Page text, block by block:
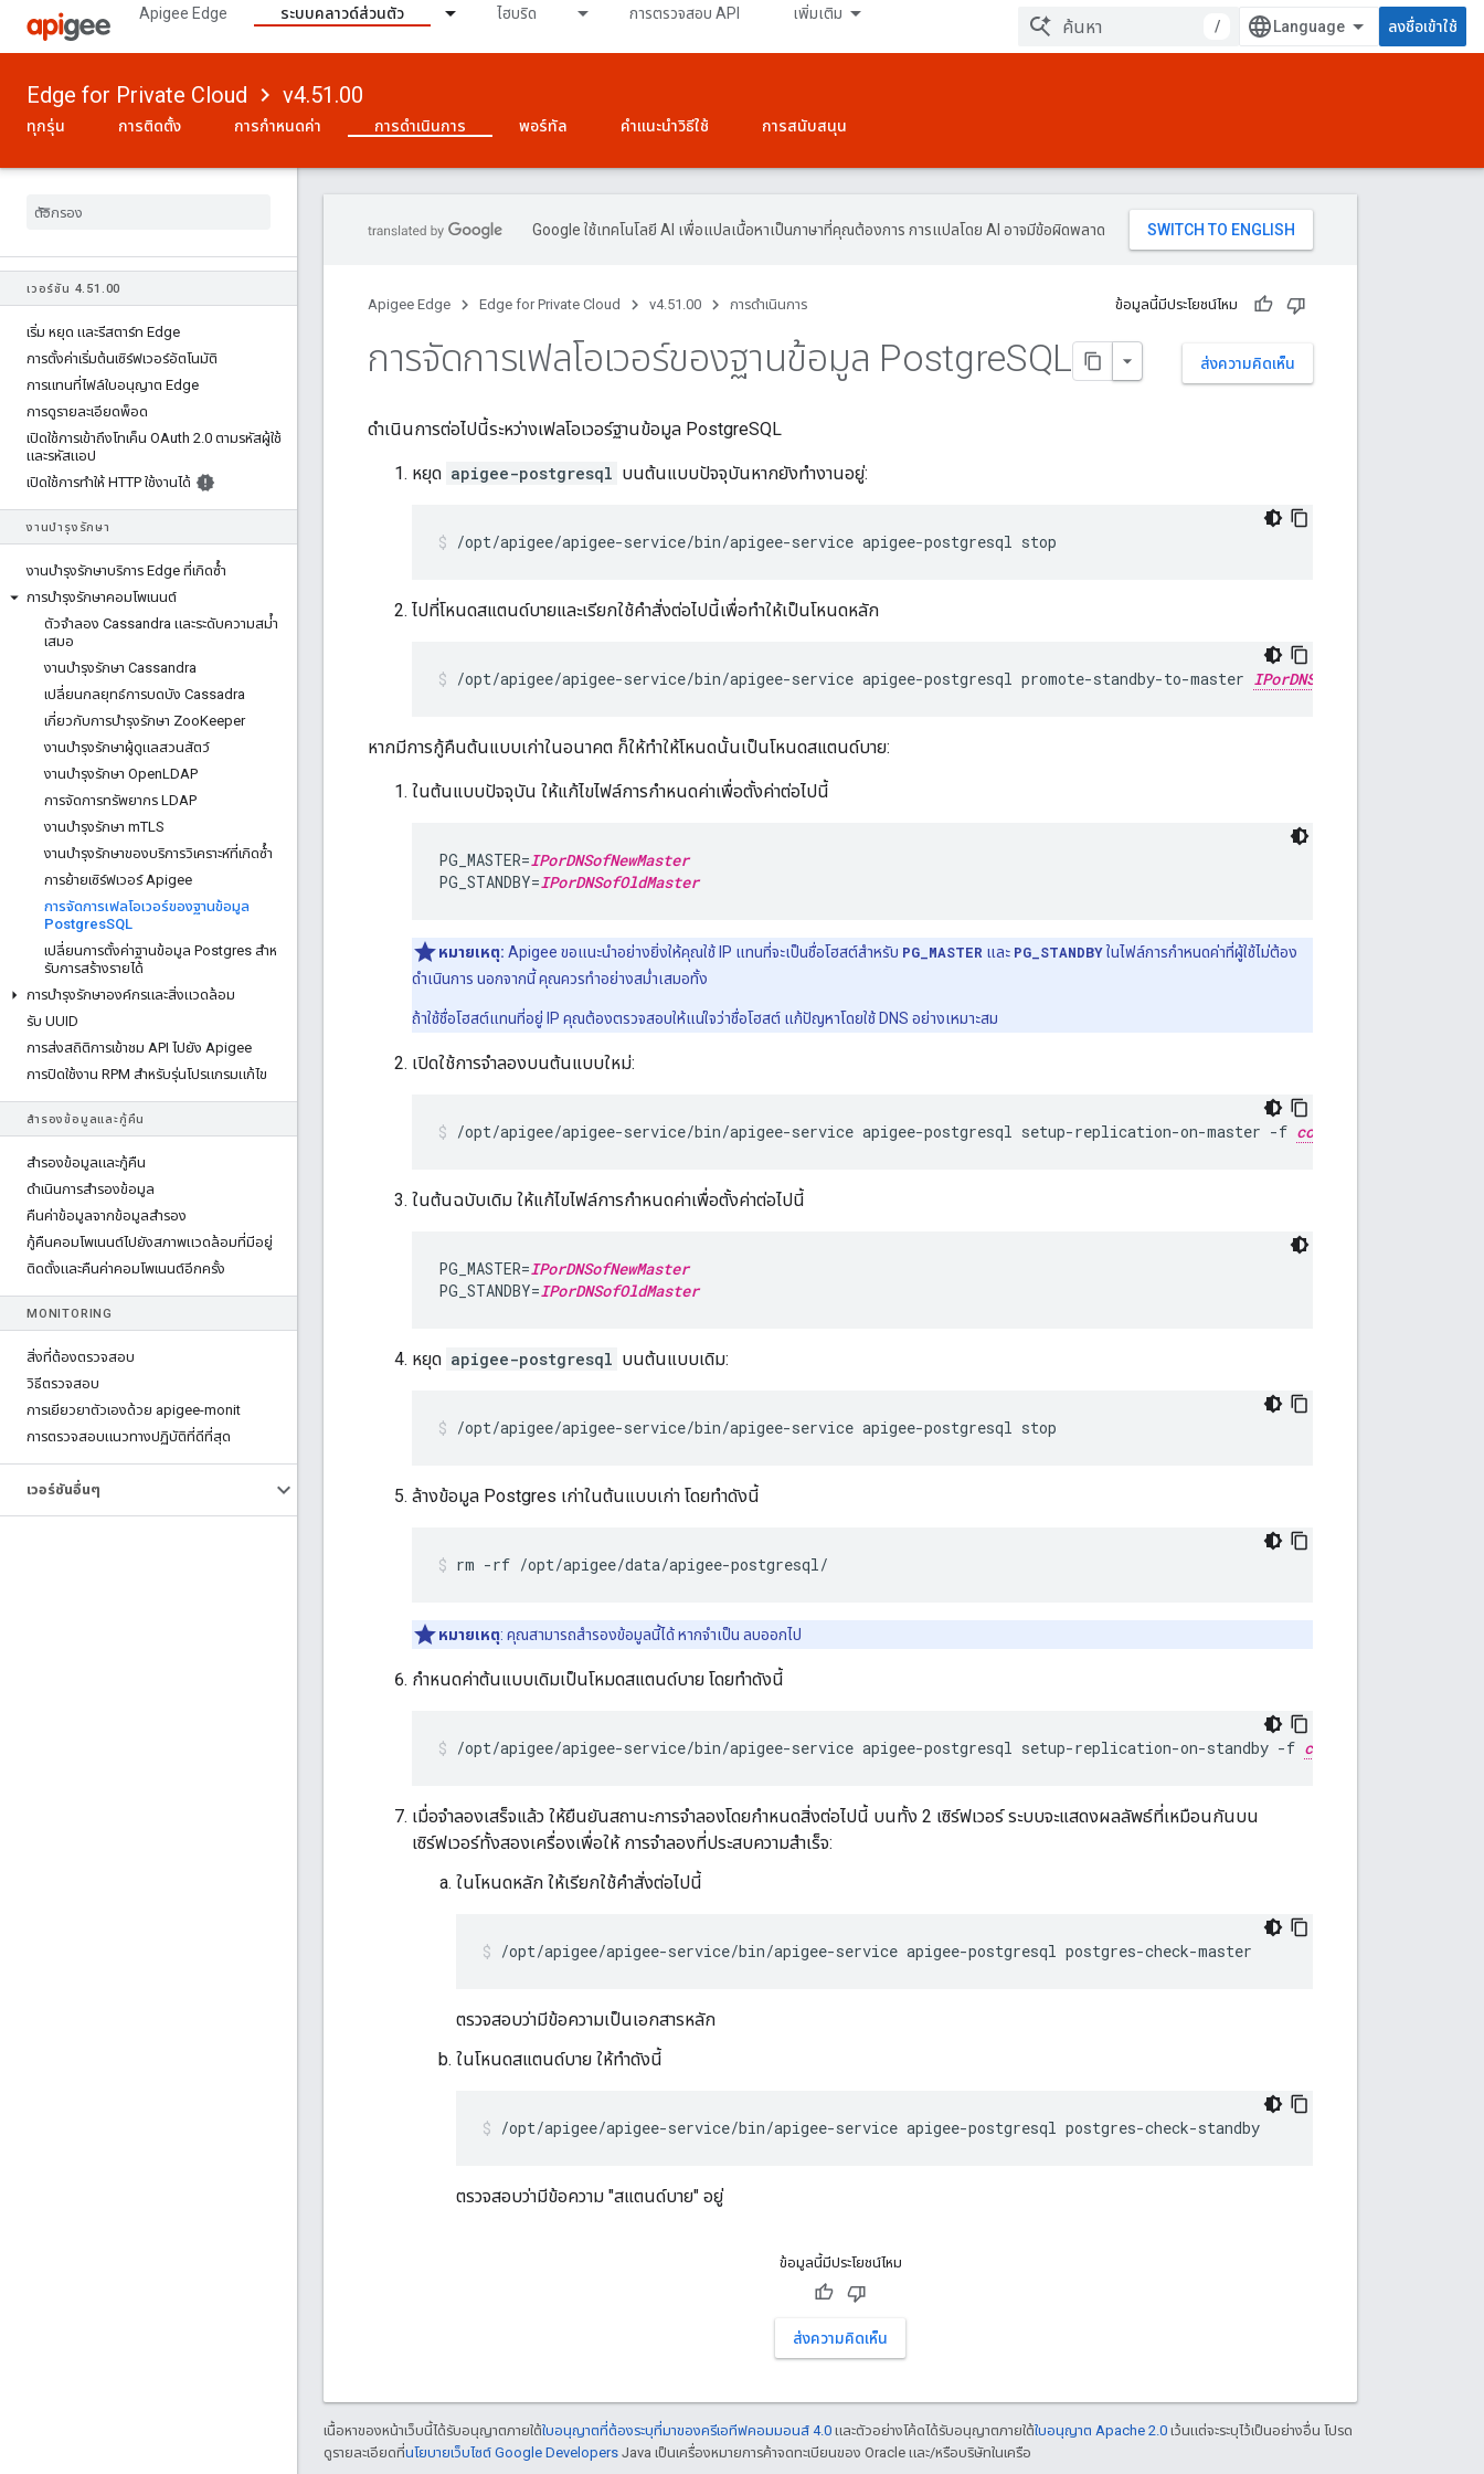
Apigee Edge ระบบคลาวด์ส่วนตัว ไฮบริด การตรวจสอบ API เพิ่มเติม
/ ลงชื่อเข้าใช้
Edge for Private Cloud v4.51.00
ทุกรุ่น การติดตั้ง การกำหนดค่า การดำเนินการ พอร์ทัล คำแนะนำวิธีใช้ การสนับสนุน
เวอร์ชัน 4. 51 .00
เริ่ม หยุด และรีสตาร์ท Edge
การตั้งค่าเริ่มต้นเซิร์ฟเวอร์อัตโนมัติ
การแทนที่ไฟล์ใบอนุญาต Edge
การดูรายละเอียดพ็อด
เปิดใช้การเข้าถึงโทเค็น OAuth 2.0 ตามรหัสผู้ใช้
และรหัสแอป
เปิดใช้การทําให้ HTTP ใช้งานได้
งานบํารุงรักษา
งานบํารุงรักษาบริการ Edge ที่เกิดซ้ํา
การบํารุงรักษาคอมโพเนนต์
ตัวจําลอง Cassandra และระดับความสม่ํา
เสมอ
งานบํารุงรักษา Cassandra
เปลี่ยนกลยุทธ์การบดบัง Cassadra
เกี่ยวกับการบํารุงรักษา ZooKeeper
งานบํารุงรักษาผู้ดูแลสวนสัตว์
งานบํารุงรักษา OpenLDAP
การจัดการทรัพยากร LDAP
งานบํารุงรักษา mTLS
งานบํารุงรักษาของบริการวิเคราะห์ที่เกิดซ้ํา
การย้ายเซิร์ฟเวอร์ Apigee
การจัดการเฟลโอเวอร์ของฐานข้อมูล
PostgresSQL
เปลี่ยนการตั้งค่าฐานข้อมูล Postgres สําห
รับการสร้างรายได้
การบํารุงรักษาองค์กรและสิ่งแวดล้อม
รับ UUID
การส่งสถิติการเข้าชม API ไปยัง Apigee
การปิดใช้งาน RPM สําหรับรุ่นโปรแกรมแก้ไข
สำรองข้อมูลและกู้คืน
สำรองข้อมูลและกู้คืน
ดําเนินการสํารองข้อมูล
คืนค่าข้อมูลจากข้อมูลสำรอง
กู้คืนคอมโพเนนต์ไปยังสภาพแวดล้อมที่มีอยู่
ติดตั้งและคืนค่าคอมโพเนนต์อีกครั้ง
MONITORING
สิ่งที่ต้องตรวจสอบ
วิธีตรวจสอบ
การเยียวยาตัวเองด้วย apigee-monit
การตรวจสอบแนวทางปฏิบัติที่ดีที่สุด
เวอร์ชันอื่นๆ
Google ใช้เทคโนโลยี AI เพื่อแปลเนื้อหาเป็นภาษาที่คุณต้องการ การแปลโดย AI อาจมีข้อผิดพลาด
Apigee Edge Edge for Private Cloud v4.51.00 การดำเนินการ ข้อมูลนี้มีประโยชน์ไหม
ส่งความคิดเห็น
การจัดการเฟลโอเวอร์ของฐานข้อมูล PostgreSQL
ดำเนินการต่อไปนี้ระหว่างเฟลโอเวอร์ฐานข้อมูล PostgreSQL
หยุด apigee-postgresql บนต้นแบบปัจจุบันหากยังทำงานอยู่:
/opt/apigee/apigee-service/bin/apigee-service apigee-postgresql stop
ไปที่โหนดสแตนด์บายและเรียกใช้คำสั่งต่อไปนี้เพื่อทำให้เป็นโหนดหลัก
/opt/apigee/apigee-service/bin/apigee-service apigee-postgresql promote-standby-to-master IPorDNSofOldMaster
หากมีการกู้คืนต้นแบบเก่าในอนาคต ก็ให้ทำให้โหนดนั้นเป็นโหนดสแตนด์บาย:
ในต้นแบบปัจจุบัน ให้แก้ไขไฟล์การกำหนดค่าเพื่อตั้งค่าต่อไปนี้
PG_MASTER=IPorDNSofNewMaster
PG_STANDBY=IPorDNSofOldMaster
หมายเหตุ: Apigee ขอแนะนำอย่างยิ่งให้คุณใช้ IP แทนที่จะเป็นชื่อโฮสต์สำหรับ PG_MASTER และ PG_STANDBYในไฟล์การกำหนดค่าที่ผู้ใช้ไม่ต้อง
ดำเนินการ นอกจากนี้ คุณควรทำอย่างสม่ำเสมอทั้ง
ถ้าใช้ชื่อโฮสต์แทนที่อยู่ IP คุณต้องตรวจสอบให้แน่ใจว่าชื่อโฮสต์ แก้ปัญหาโดยใช้ DNS อย่างเหมาะสม
เปิดใช้การจำลองบนต้นแบบใหม่:
/opt/apigee/apigee-service/bin/apigee-service apigee-postgresql setup-replication-on-master -f configFIle
ในต้นฉบับเดิม ให้แก้ไขไฟล์การกำหนดค่าเพื่อตั้งค่าต่อไปนี้
PG_MASTER=IPorDNSofNewMaster
PG_STANDBY=IPorDNSofOldMaster
หยุด apigee-postgresql บนต้นแบบเดิม:
/opt/apigee/apigee-service/bin/apigee-service apigee-postgresql stop
ล้างข้อมูล Postgres เก่าในต้นแบบเก่า โดยทำดังนี้
rm -rf /opt/apigee/data/apigee-postgresql/
หมายเหตุ: คุณสามารถสำรองข้อมูลนี้ได้ หากจำเป็น ลบออกไป
กำหนดค่าต้นแบบเดิมเป็นโหมดสแตนด์บาย โดยทำดังนี้
/opt/apigee/apigee-service/bin/apigee-service apigee-postgresql setup-replication-on-standby -f configFile
เมื่อจำลองเสร็จแล้ว ให้ยืนยันสถานะการจำลองโดยกำหนดสิ่งต่อไปนี้ บนทั้ง 2 เซิร์ฟเวอร์ ระบบจะแสดงผลลัพธ์ที่เหมือนกันบน
เซิร์ฟเวอร์ทั้งสองเครื่องเพื่อให้ การจำลองที่ประสบความสำเร็จ:
ในโหนดหลัก ให้เรียกใช้คำสั่งต่อไปนี้
/opt/apigee/apigee-service/bin/apigee-service apigee-postgresql postgres-check-master
ตรวจสอบว่ามีข้อความเป็นเอกสารหลัก
ในโหนดสแตนด์บาย ให้ทำดังนี้
/opt/apigee/apigee-service/bin/apigee-service apigee-postgresql postgres-check-standby
ตรวจสอบว่ามีข้อความ "สแตนด์บาย" อยู่
ข้อมูลนี้มีประโยชน์ไหม
ส่งความคิดเห็น
เนื้อหาของหน้าเว็บนี้ได้รับอนุญาตภายใต้ใบอนุญาตที่ต้องระบุที่มาของครีเอทีฟคอมมอนส์ 4.0 และตัวอย่างโค้ดได้รับอนุญาตภายใต้ใบอนุญาต Apache 2.0 เว้นแต่จะระบุไว้เป็นอย่างอื่น โปรด
ดูรายละเอียดที่นโยบายเว็บไซต์ Google Developers Java เป็นเครื่องหมายการค้าจดทะเบียนของ Oracle และ/หรือบริษัทในเครือ